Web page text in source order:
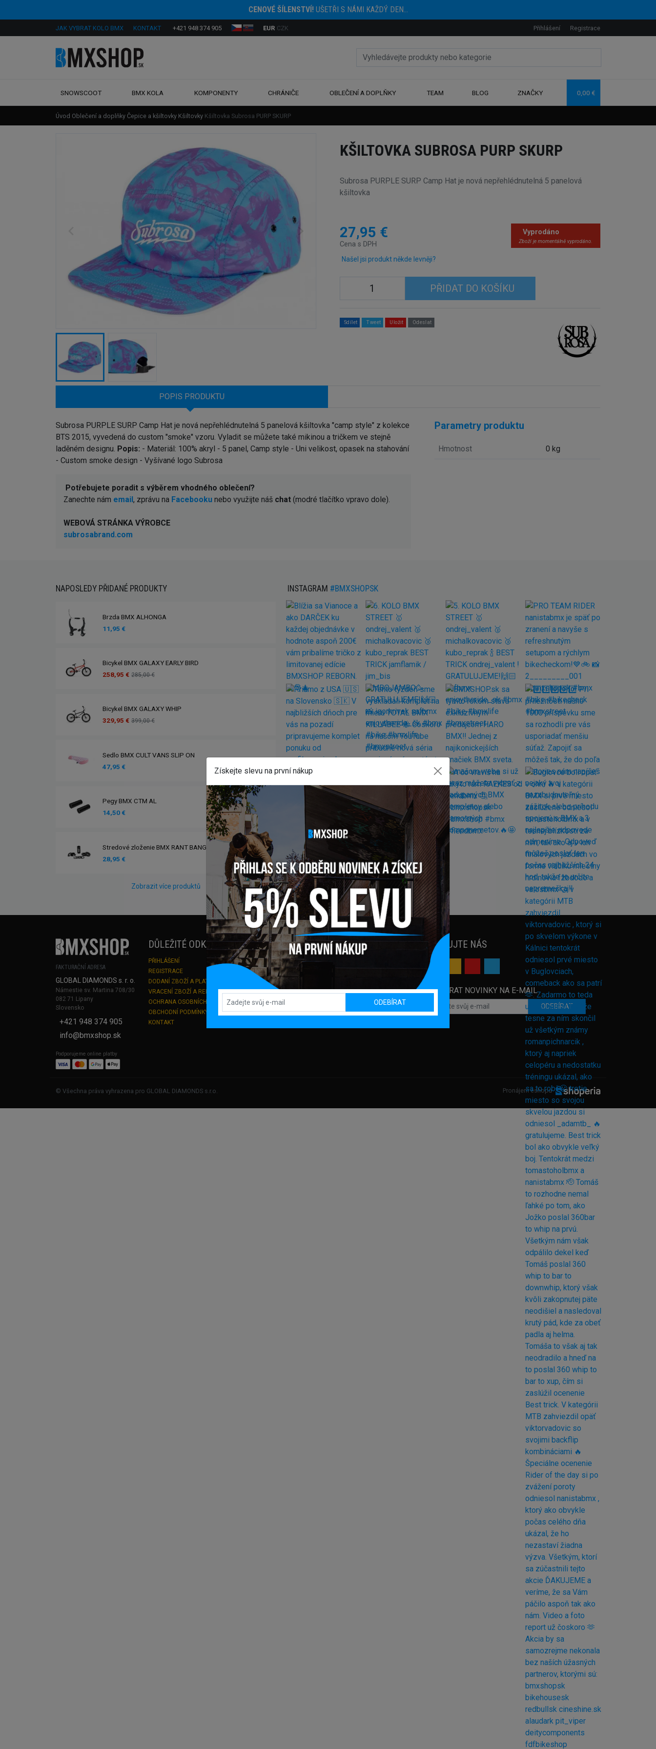
CENOVÉ ŠÍLENSTVÍ!UŠETŘI S NÁMI KAŽDÝ DEN...
JAK VYBRAT KOLO BMX KONTAKT +421 948 374 905 EUR CZK Přihlášení Registrace
SNOWSCOOT BMX KOLA KOMPONENTY CHRÁNIČE OBLEČENÍ A DOPLŇKY TEAM BLOG ZNAČKY 0,00 €
Úvod Oblečení a doplňky Čepice a kšiltovky Kšiltovky Kšiltovka Subrosa PURP SKURP
KŠILTOVKA SUBROSA PURP SKURP
Subrosa PURPLE SURP Camp Hat je nová nepřehlédnutelná 5 panelová
kšiltovka
27,95 €
Cena s DPH
Vyprodáno
Zboží je momentálně vyprodáno.
Našel jsi produkt někde levněji?
PŘIDAT DO KOŠÍKU
Sdílet Tweet Uložit Odeslat
POPIS PRODUKTU
Subrosa PURPLE SURP Camp Hat je nová nepřehlédnutelná 5 panelová kšiltovka "camp style" z kolekce
BTS 2015, vyvedená do custom "smoke" vzoru. Vyladit se můžete také mikinou a tričkem ve stejně
laděném designu. Popis: - Materiál: 100% akryl - 5 panel, Camp style - Uni velikost, opasek na stahování
- Custom smoke design - Vyšívané logo Subrosa
Potřebujete poradit s výběrem vhodného oblečení?
Zanechte nám email , zprávu na Facebooku nebo využijte náš chat (modré tlačítko vpravo dole).
WEBOVÁ STRÁNKA VÝROBCE
subrosabrand.com
Parametry produktu
Hmotnost 0 kg
NAPOSLEDY PŘIDANÉ PRODUKTY
Brzda BMX ALHONGA
11,95 €
Bicykel BMX GALAXY EARLY BIRD
258,95 € 285,00 €
Bicykel BMX GALAXY WHIP
329,95 € 399,00 €
Sedlo BMX CULT VANS SLIP ON
47,95 €
Pegy BMX CTM AL
14,50 €
Stredové zloženie BMX RANT BANG UR SPANISH BB
28,95 €
Zobrazit více produktů
INSTAGRAM #BMXSHOPSK
FAKTURAČNÍ ADRESA
GLOBAL DIAMONDS s. r. o.
Námestie sv. Martina 708/30
082 71 Lipany
Slovensko
+421 948 374 905
info@bmxshop.sk
Podporujeme online platby
DŮLEŽITÉ ODKAZY
PŘIHLÁŠENÍ
REGISTRACE
DODANÍ ZBOŽÍ A PLATBA
VRACENÍ ZBOŽÍ A REKLAMACE
OCHRANA OSOBNÍCH ÚDAJŮ
OBCHODNÍ PODMÍNKY
KONTAKT
OBCHOD / SHOWROOM
Kpt. Nálepku 450, 082 71 Lipany
SLEDUJTE NÁS
ODEBÍRAT NOVINKY NA E-MAIL
ODEBÍRAT
© Všechna práva vyhrazena pro GLOBAL DIAMONDS s.r.o. Pronájem eshopu
Získejte slevu na první nákup
ODEBÍRAT